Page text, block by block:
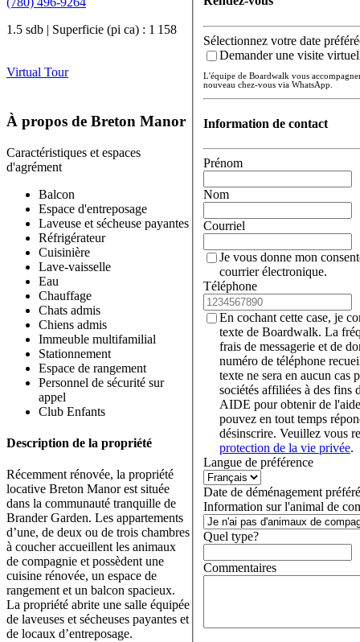
1.5 sdb | Superficie (pi ca) : 1 158
Virtual Tour
À propos de Breton Manor
Caractéristiques et espaces
d'agrément
Balcon
Espace d'entreposage
Laveuse et sécheuse payantes
Réfrigérateur
Cuisinière
Lave-vaisselle
Eau
Chauffage
Chats admis
Chiens admis
Immeuble multifamilial
Stationnement
Espace de rangement
Personnel de sécurité sur
appel
Club Enfants
Description de la propriété
Récemment rénovée, la propriété
locative Breton Manor est située
dans la communauté tranquille de
Brander Garden. Les appartements
d’une, de deux ou de trois chambres
à coucher accueillent les animaux
de compagnie et possèdent une
cuisine rénovée, un espace de
rangement et un balcon spacieux.
La propriété abrite une salle équipée
de laveuses et sécheuses payantes et
de locaux d’entreposage.
Sélectionnez votre date
Demander une visite
L'équipe de Boardwalk vous
nouveau chez-vous via WhatsApp.
Information de contact
Prénom
Nom
Courriel
Je vous donne mon
courrier électronique.
Téléphone
En cochant cette case, je
texte de Boardwalk. La
frais de messagerie et de
numéro de téléphone
texte ne sera en aucun cas
sociétés affiliées à des fins
AIDE pour obtenir de
pouvez en tout temps
désinscrire. Veuillez vous
protection de la vie privée.
Langue de préférence
Date de déménagement
Information sur l'animal de
Quel type?
Commentaires